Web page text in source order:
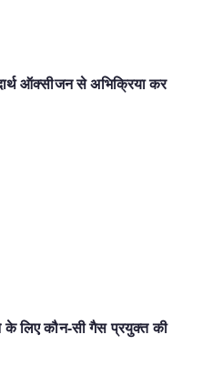
ऑक्सीजन से अभिक्रिया कर
लिए कौन-सी गैस प्रयुक्त की